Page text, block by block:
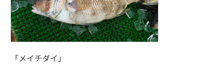
「メイチダイ」